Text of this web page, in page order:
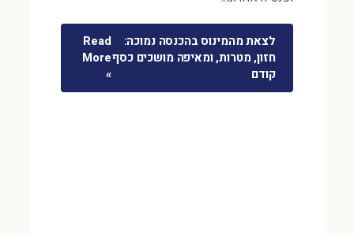
לצאת מהמינוס בהכנסה נמוכה:
חזון, מטרות, ומאיפה מושכים כסף
קודם
Read
More
»